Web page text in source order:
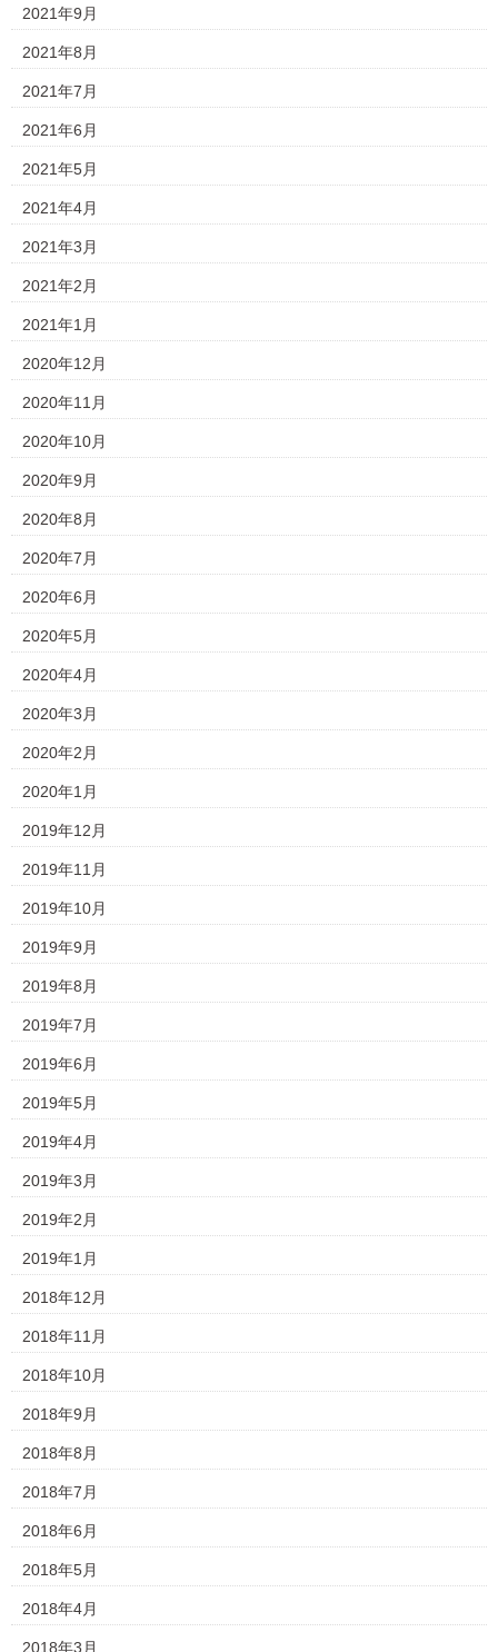
2021年9月
2021年8月
2021年7月
2021年6月
2021年5月
2021年4月
2021年3月
2021年2月
2021年1月
2020年12月
2020年11月
2020年10月
2020年9月
2020年8月
2020年7月
2020年6月
2020年5月
2020年4月
2020年3月
2020年2月
2020年1月
2019年12月
2019年11月
2019年10月
2019年9月
2019年8月
2019年7月
2019年6月
2019年5月
2019年4月
2019年3月
2019年2月
2019年1月
2018年12月
2018年11月
2018年10月
2018年9月
2018年8月
2018年7月
2018年6月
2018年5月
2018年4月
2018年3月